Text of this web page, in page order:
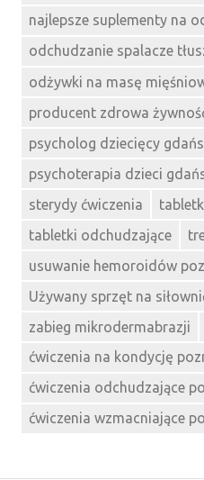
najlepsze suplementy na
odchudzanie spalacze
odżywki na masę
producent zdrowa
psycholog dziecięcy
psychoterapia dzieci
sterydy ćwiczenia
tabletki odchudzające
usuwanie hemoroidów
Używany sprzęt na
zabieg mikrodermabrazji
ćwiczenia na kondycję
ćwiczenia odchudzające
ćwiczenia wzmacniające